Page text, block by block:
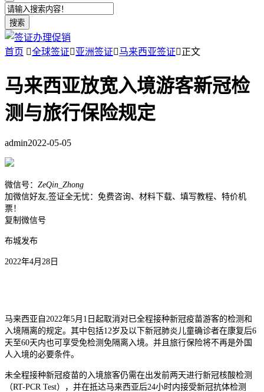
搜索
首页 全球签证亚洲签证马来西亚签证正文
马来西亚放宽入境游客新冠检
测与旅行保险规定
admin2022-05-05
微信号： ZeQin_Zhong
加微信好友,签证全无忧：免费咨询、材料下载、填写教程、特价机
票！
复制微信号
布城发布
2022年4月28日
马来西亚自2022年5月1日起取消对已全程接种新冠疫苗游客的检测和
入境隔离的规定。其中包括12岁及以下新冠肺炎儿童确诊者在康复后6
天至60天内也可享受免检测免隔离入境。并且旅行保险将不再是外国
人入境的必要条件。
未全程接种新冠疫苗的入境旅客仍需在出发前两天进行新冠核酸检测
（RT-PCR Test），并在抵达马来西亚后24小时内接受新冠抗体检测